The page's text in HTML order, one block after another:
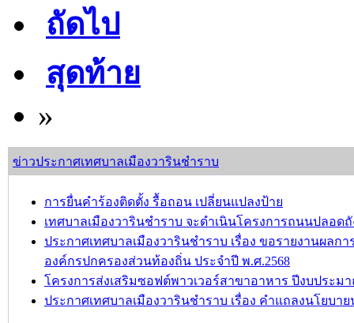
ถัดไป
สุดท้าย
»
ข่าวประกาศเทศบาลเมืองวารินชำราบ
การยื่นคำร้องติดตั้ง รื้อถอน เปลี่ยนแปลงป้าย
เทศบาลเมืองวารินชำราบ จะดำเนินโครงการถนนปลอด
ประกาศเทศบาลเมืองวารินชำราบ เรื่อง ขอรายงานผ
องค์กรปกครองส่วนท้องถิ่น ประจำปี พ.ศ.2568
โครงการส่งเสริมซอฟต์พาวเวอร์สาขาอาหาร ปีงบประ
ประกาศเทศบาลเมืองวารินชำราบ เรื่อง คำแถลงนโยบา